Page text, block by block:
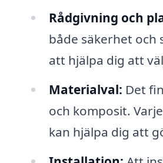
Rådgivning och
både säkerhet
att hjälpa dig att
Materialval: Det
och komposit.
kan hjälpa dig att